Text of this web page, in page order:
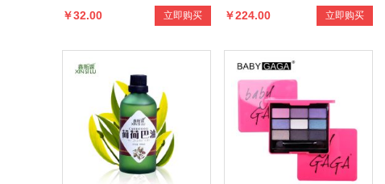
备 遮瑕护肤 立即购买
￥32.00 套 立即购买
￥224.00